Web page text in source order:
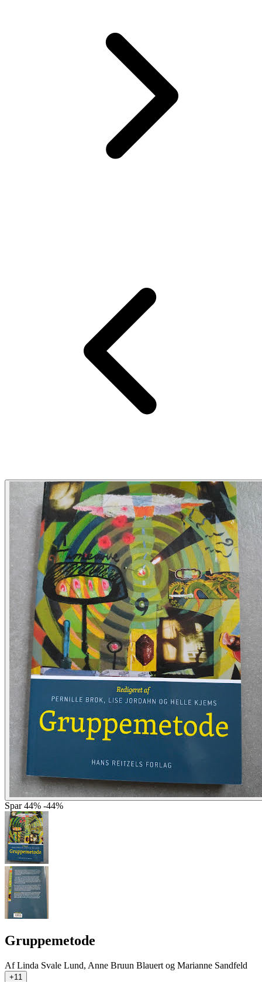
Spar 44% -44%
Gruppemetode
AfLinda Svale Lund, Anne Bruun Blauert og Marianne Sandfeld
+11